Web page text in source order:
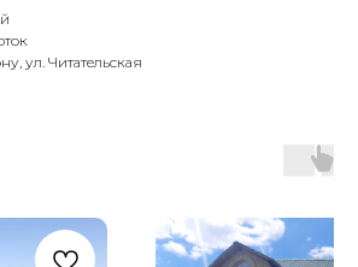
ул. Читательская